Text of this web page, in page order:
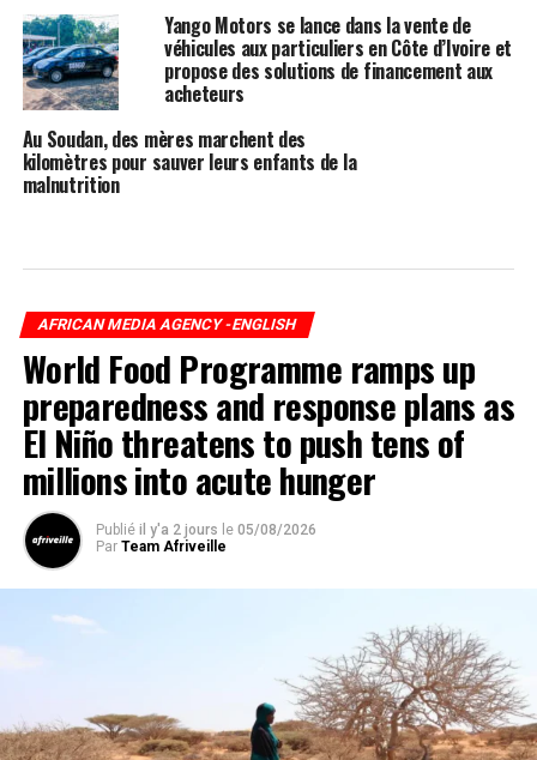
Yango Motors se lance dans la vente de
véhicules aux particuliers en Côte d’Ivoire et
propose des solutions de financement aux
acheteurs
Au Soudan, des mères marchent des
kilomètres pour sauver leurs enfants de la
malnutrition
AFRICAN MEDIA AGENCY -ENGLISH
World Food Programme ramps up
preparedness and response plans as
El Niño threatens to push tens of
millions into acute hunger
Publié il y'a 2 jours le 05/08/2026
Par Team Afriveille